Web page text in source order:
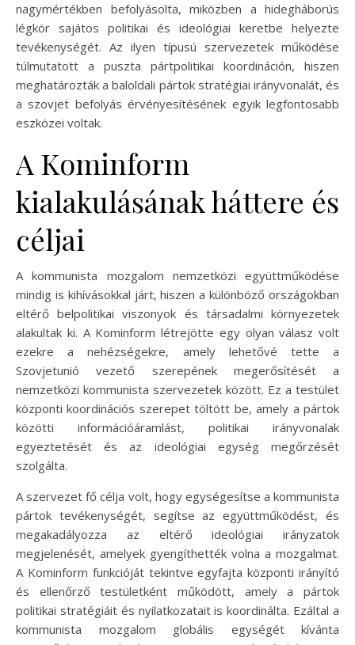
nagymértékben befolyásolta, miközben a hidegháborús
légkör sajátos politikai és ideológiai keretbe helyezte
tevékenységét. Az ilyen típusú szervezetek működése
túlmutatott a puszta pártpolitikai koordináción, hiszen
meghatározták a baloldali pártok stratégiai irányvonalát, és
a szovjet befolyás érvényesítésének egyik legfontosabb
eszközei voltak.
A Kominform
kialakulásának háttere és
céljai
A kommunista mozgalom nemzetközi együttműködése
mindig is kihívásokkal járt, hiszen a különböző országokban
eltérő belpolitikai viszonyok és társadalmi környezetek
alakultak ki. A Kominform létrejötte egy olyan válasz volt
ezekre a nehézségekre, amely lehetővé tette a
Szovjetunió vezető szerepének megerősítését a
nemzetközi kommunista szervezetek között. Ez a testület
központi koordinációs szerepet töltött be, amely a pártok
közötti információáramlást, politikai irányvonalak
egyeztetését és az ideológiai egység megőrzését
szolgálta.
A szervezet fő célja volt, hogy egységesítse a kommunista
pártok tevékenységét, segítse az együttműködést, és
megakadályozza az eltérő ideológiai irányzatok
megjelenését, amelyek gyengíthették volna a mozgalmat.
A Kominform funkcióját tekintve egyfajta központi irányító
és ellenőrző testületként működött, amely a pártok
politikai stratégiáit és nyilatkozatait is koordinálta. Ezáltal a
kommunista mozgalom globális egységét kívánta